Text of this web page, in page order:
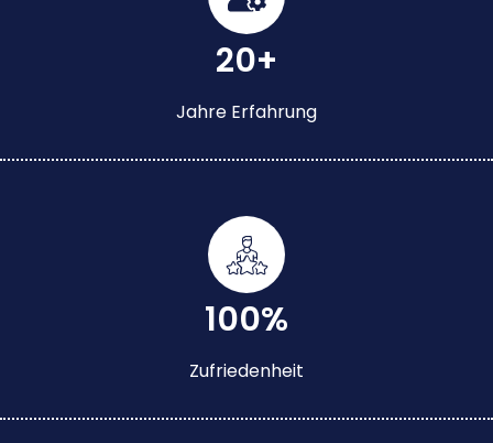
20+
Jahre Erfahrung
100%
Zufriedenheit